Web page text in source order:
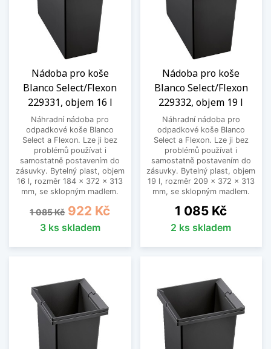
Nádoba pro koše
Blanco Select/Flexon
229331, objem 16 l
Náhradní nádoba pro
odpadkové koše Blanco
Select a Flexon. Lze ji bez
problémů používat i
samostatně postavením do
zásuvky. Bytelný plast, objem
16 l, rozměr 184 x 372 x 313
mm, se sklopným madlem.
Běžná cena
1 085 Kč Cena
922 Kč
3 ks skladem
Nádoba pro koše
Blanco Select/Flexon
229332, objem 19 l
Náhradní nádoba pro
odpadkové koše Blanco
Select a Flexon. Lze ji bez
problémů používat i
samostatně postavením do
zásuvky. Bytelný plast, objem
19 l, rozměr 209 x 372 x 313
mm, se sklopným madlem.
Cena
1 085 Kč
2 ks skladem